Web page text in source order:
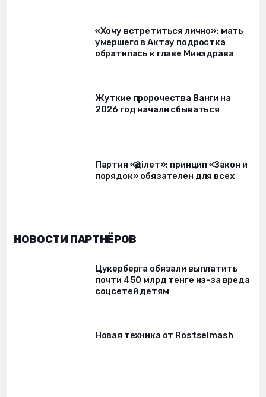
«Хочу встретиться лично»: мать
умершего в Актау подростка
обратилась к главе Минздрава
Жуткие пророчества Ванги на
2026 год начали сбываться
Партия «Әділет»: принцип «Закон и
порядок» обязателен для всех
НОВОСТИ ПАРТНЁРОВ
Цукерберга обязали выплатить
почти 450 млрд тенге из-за вреда
соцсетей детям
Новая техника от Rostselmash